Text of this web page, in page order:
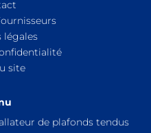
légales
site
de plafonds tendus